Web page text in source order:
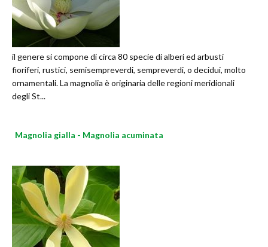
il genere si compone di circa 80 specie di alberi ed arbusti
fioriferi, rustici, semisempreverdi, sempreverdi, o decidui, molto
ornamentali. La magnolia è originaria delle regioni meridionali
degli St...
Magnolia gialla - Magnolia acuminata